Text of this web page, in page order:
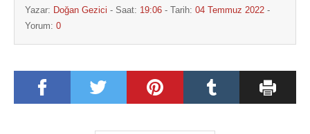
Yazar: Doğan Gezici - Saat: 19:06 - Tarih: 04 Temmuz 2022 -
Yorum: 0